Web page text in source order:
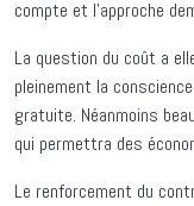
compte et l’approche
La question du coût a
pleinement la
gratuite. Néanmoins
qui permettra des
Le renforcement du